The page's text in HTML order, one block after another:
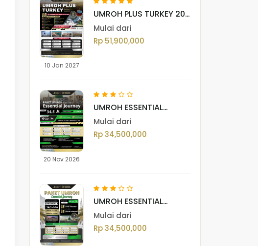
10 Jan 2027
UMROH PLUS TURKEY 20
JANUARI 2027 M | 1448 H
Mulai dari
Rp 51,900,000
20 Nov 2026
UMROH ESSENTIAL
JOURNEY NOVEMBER
2026
Mulai dari
Rp 34,500,000
UMROH ESSENTIAL
JOURNEY OKTOBER 2026
Mulai dari
Rp 34,500,000